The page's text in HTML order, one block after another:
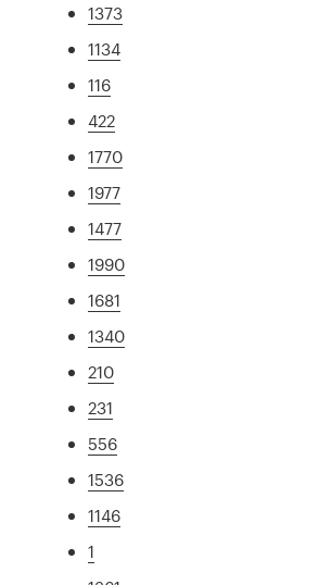
1373
1134
116
422
1770
1977
1477
1990
1681
1340
210
231
556
1536
1146
1